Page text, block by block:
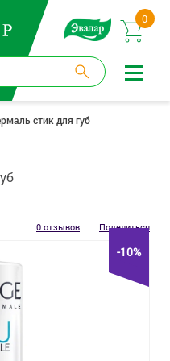
0
,изменить
стик для губ
0 отзывов Поделиться
-10%